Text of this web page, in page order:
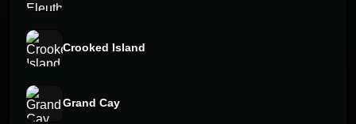
Crooked Island
Grand Cay